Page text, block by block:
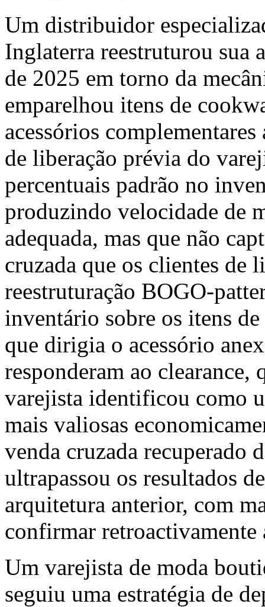
Um distribuidor
Inglaterra reestruturou sua
de 2025 em torno da
emparelhou itens de
acessórios
de liberação prévia do
percentuais padrão no
produzindo velocidade de
adequada, mas que não
cruzada que os clientes de
reestruturação BOGO-
inventário sobre os itens
que dirigia o acessório
responderam ao clearance,
varejista identificou como
mais valiosas
venda cruzada recuperado
ultrapassou os resultados
arquitetura anterior, com
confirmar retroactivamente
Um varejista de moda
seguiu uma estratégia de